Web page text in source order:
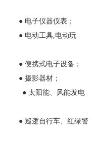
子仪器仪表；
具,电动玩
● 便携式电子设备；
● 摄影器材；
● 太阳能、风能发电
自行车、红绿警